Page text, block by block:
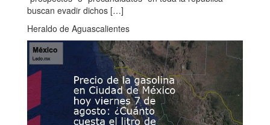
buscan evadir dichos […]
Heraldo de Aguascalientes